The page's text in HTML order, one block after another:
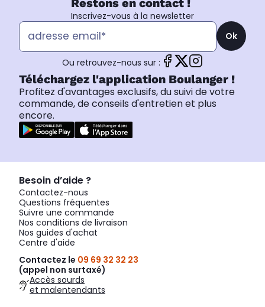
Restons en contact !
Inscrivez-vous à la newsletter
Ok
Ou retrouvez-nous sur :
Téléchargez l'application Boulanger !
Profitez d'avantages exclusifs, du suivi de votre
commande, de conseils d'entretien et plus
encore.
Besoin d’aide ?
Contactez-nous
Questions fréquentes
Suivre une commande
Nos conditions de livraison
Nos guides d'achat
Centre d'aide
Contactez le 09 69 32 32 23
(appel non surtaxé)
Accès sourds
et malentendants